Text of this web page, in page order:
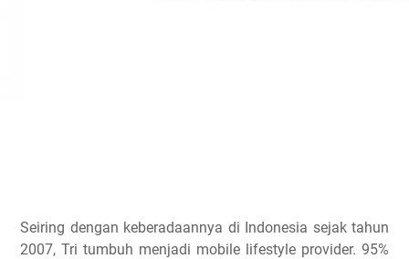
Seiring dengan keberadaannya di Indonesia sejak tahun
2007, Tri tumbuh menjadi mobile lifestyle provider. 95%